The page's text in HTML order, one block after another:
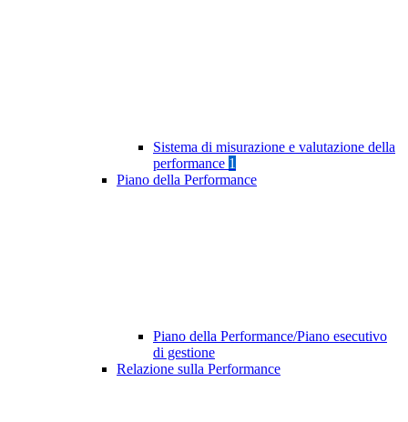
Sistema di misurazione e valutazione della
performance 1
Piano della Performance
Piano della Performance/Piano esecutivo
di gestione
Relazione sulla Performance